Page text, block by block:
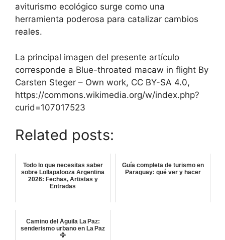
aviturismo ecológico surge como una
herramienta poderosa para catalizar cambios
reales.
La principal imagen del presente artículo
corresponde a Blue-throated macaw in flight By
Carsten Steger – Own work, CC BY-SA 4.0,
https://commons.wikimedia.org/w/index.php?
curid=107017523
Related posts:
Todo lo que necesitas saber
sobre Lollapalooza Argentina
2026: Fechas, Artistas y
Entradas
Guía completa de turismo en
Paraguay: qué ver y hacer
Camino del Águila La Paz:
senderismo urbano en La Paz
🦅